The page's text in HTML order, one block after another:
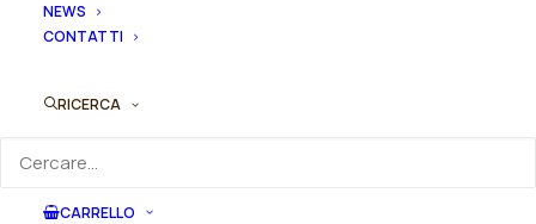
NEWS
CONTATTI
RICERCA
CARRELLO
Termini e condizioni